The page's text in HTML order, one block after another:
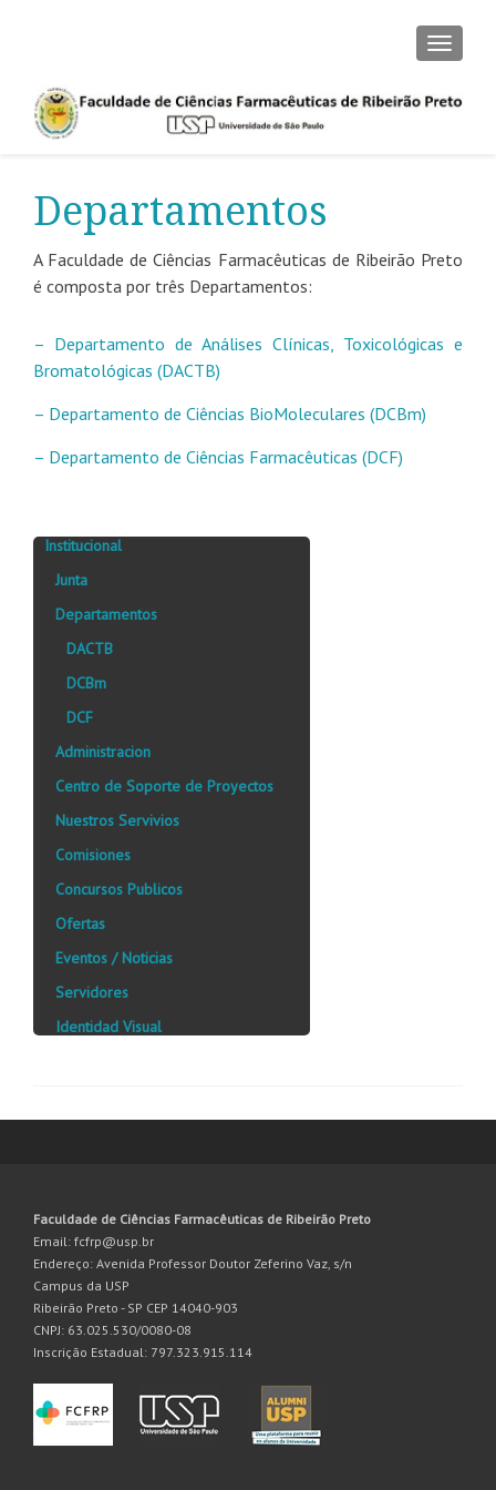
Departamentos
A Faculdade de Ciências Farmacêuticas de Ribeirão Preto
é composta por três Departamentos:
– Departamento de Análises Clínicas, Toxicológicas e
Bromatológicas (DACTB)
– Departamento de Ciências BioMoleculares (DCBm)
– Departamento de Ciências Farmacêuticas (DCF)
Institucional
Junta
Departamentos
DACTB
DCBm
DCF
Administracion
Centro de Soporte de Proyectos
Nuestros Servivios
Comisiones
Concursos Publicos
Ofertas
Eventos / Noticias
Servidores
Identidad Visual
Faculdade de Ciências Farmacêuticas de Ribeirão Preto
Email: fcfrp@usp.br
Endereço: Avenida Professor Doutor Zeferino Vaz, s/n
Campus da USP
Ribeirão Preto - SP CEP 14040-903
CNPJ: 63.025.530/0080-08
Inscrição Estadual: 797.323.915.114